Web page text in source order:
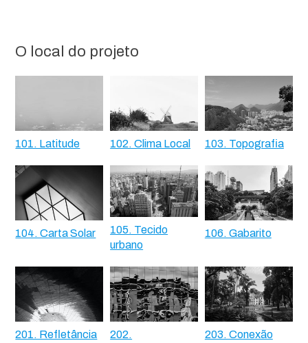
O local do projeto
101. Latitude 102. Clima Local 103. Topografia
104. Carta Solar
105. Tecido
urbano
106. Gabarito
201. Refletância
202.
203. Conexão